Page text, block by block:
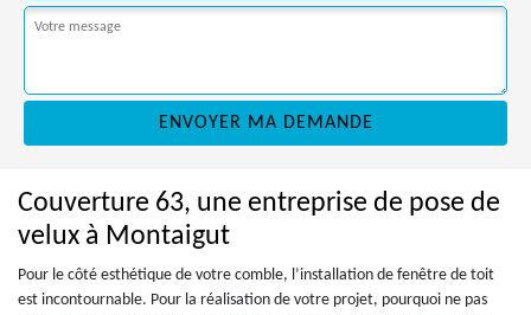
Couverture 63, une entreprise de pose de
velux à Montaigut
Pour le côté esthétique de votre comble, l’installation de fenêtre de toit
est incontournable. Pour la réalisation de votre projet, pourquoi ne pas